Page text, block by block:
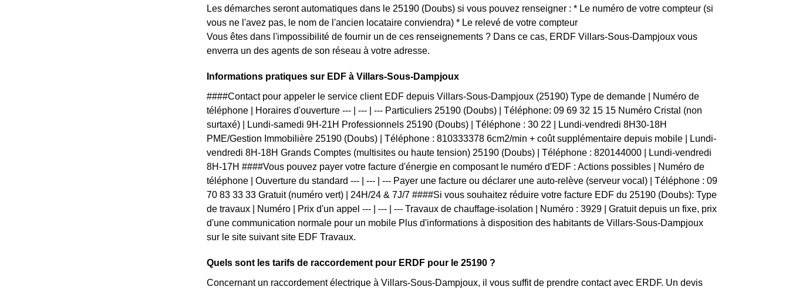
Les démarches seront automatiques dans le 25190 (Doubs) si vous pouvez renseigner : * Le numéro de votre compteur (si
vous ne l'avez pas, le nom de l'ancien locataire conviendra) * Le relevé de votre compteur
Vous êtes dans l'impossibilité de fournir un de ces renseignements ? Dans ce cas, ERDF Villars-Sous-Dampjoux vous
enverra un des agents de son réseau à votre adresse.
Informations pratiques sur EDF à Villars-Sous-Dampjoux
####Contact pour appeler le service client EDF depuis Villars-Sous-Dampjoux (25190) Type de demande | Numéro de
téléphone | Horaires d'ouverture --- | --- | --- Particuliers 25190 (Doubs) | Téléphone: 09 69 32 15 15 Numéro Cristal (non
surtaxé) | Lundi-samedi 9H-21H Professionnels 25190 (Doubs) | Téléphone : 30 22 | Lundi-vendredi 8H30-18H
PME/Gestion Immobilière 25190 (Doubs) | Téléphone : 810333378 6cm2/min + coût supplémentaire depuis mobile | Lundi-
vendredi 8H-18H Grands Comptes (multisites ou haute tension) 25190 (Doubs) | Téléphone : 820144000 | Lundi-vendredi
8H-17H ####Vous pouvez payer votre facture d'énergie en composant le numéro d'EDF : Actions possibles | Numéro de
téléphone | Ouverture du standard --- | --- | --- Payer une facture ou déclarer une auto-relève (serveur vocal) | Téléphone : 09
70 83 33 33 Gratuit (numéro vert) | 24H/24 & 7J/7 ####Si vous souhaitez réduire votre facture EDF du 25190 (Doubs): Type
de travaux | Numéro | Prix d'un appel --- | --- | --- Travaux de chauffage-isolation | Numéro : 3929 | Gratuit depuis un fixe, prix
d'une communication normale pour un mobile Plus d'informations à disposition des habitants de Villars-Sous-Dampjoux
sur le site suivant site EDF Travaux.
Quels sont les tarifs de raccordement pour ERDF pour le 25190 ?
Concernant un raccordement électrique à Villars-Sous-Dampjoux, il vous suffit de prendre contact avec ERDF. Un devis